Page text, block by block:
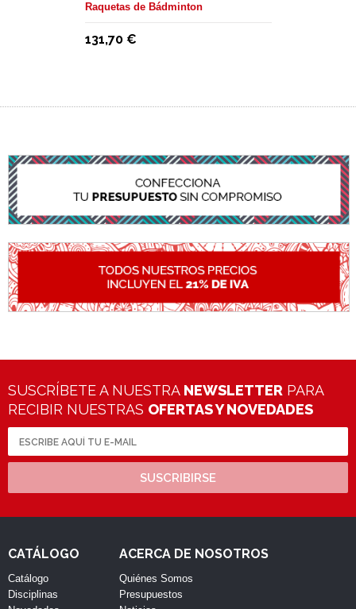
Raquetas de Bádminton
131,70 €
SUSCRÍBETE A NUESTRA NEWSLETTER PARA
RECIBIR NUESTRAS OFERTAS Y NOVEDADES
SUSCRIBIRSE
CATÁLOGO
Catálogo
Disciplinas
ACERCA DE NOSOTROS
Quiénes Somos
Presupuestos